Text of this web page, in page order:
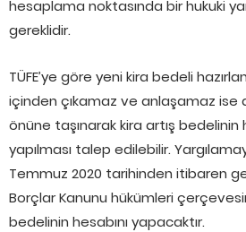
hesaplama noktasında bir hukuki
gereklidir.
TÜFE’ye göre yeni kira bedeli
içinden çıkamaz ve anlaşamaz ise
önüne taşınarak kira artış
yapılması talep edilebilir.
Temmuz 2020 tarihinden itibaren
Borçlar Kanunu hükümleri
bedelinin hesabını yapacaktır.